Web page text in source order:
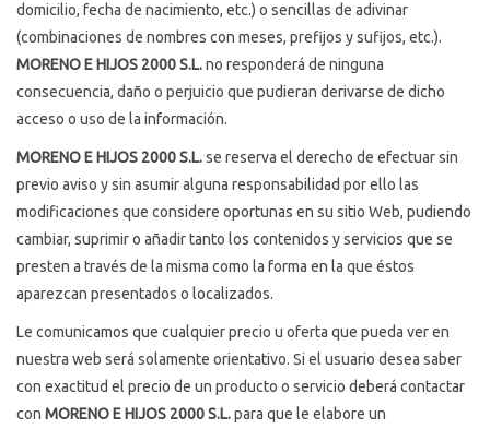
domicilio, fecha de nacimiento, etc.) o sencillas de adivinar
(combinaciones de nombres con meses, prefijos y sufijos, etc.).
MORENO E HIJOS 2000 S.L.no responderá de ninguna
consecuencia, daño o perjuicio que pudieran derivarse de dicho
acceso o uso de la información.
MORENO E HIJOS 2000 S.L.se reserva el derecho de efectuar sin
previo aviso y sin asumir alguna responsabilidad por ello las
modificaciones que considere oportunas en su sitio Web, pudiendo
cambiar, suprimir o añadir tanto los contenidos y servicios que se
presten a través de la misma como la forma en la que éstos
aparezcan presentados o localizados.
Le comunicamos que cualquier precio u oferta que pueda ver en
nuestra web será solamente orientativo. Si el usuario desea saber
con exactitud el precio de un producto o servicio deberá contactar
con MORENO E HIJOS 2000 S.L.para que le elabore un